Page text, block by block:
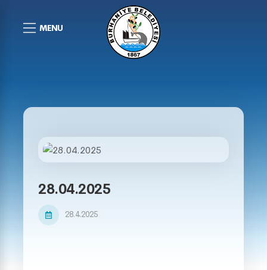
MENU
28.04.2025
28.4.2025